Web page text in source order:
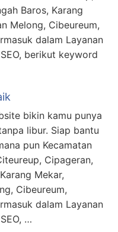
Baros, Karang
Melong, Cibeureum,
dalam Layanan
berikut keyword
bikin kamu punya
libur. Siap bantu
pun Kecamatan
Cipageran,
Mekar,
Cibeureum,
dalam Layanan
…